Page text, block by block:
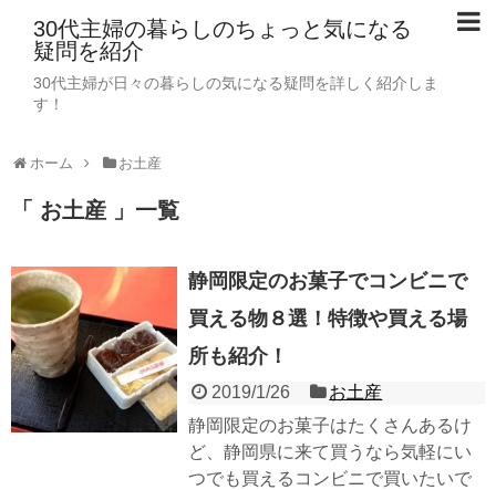
30代主婦の暮らしのちょっと気になる
疑問を紹介
30代主婦が日々の暮らしの気になる疑問を詳しく紹介しま
す！
ホーム お土産
「 お土産 」一覧
静岡限定のお菓子でコンビニで
買える物８選！特徴や買える場
所も紹介！
2019/1/26
お土産
静岡限定のお菓子はたくさんあるけ
ど、静岡県に来て買うなら気軽にい
つでも買えるコンビニで買いたいで